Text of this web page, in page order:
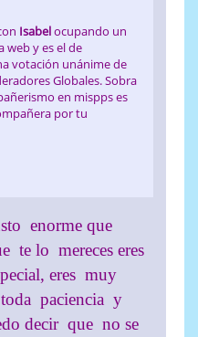
Isabelocupando un
web y es el de
votación unánime de
Globales. Sobra
en mispps es
por tu
enorme que
te lo mereces eres
eres muy
paciencia y
decir que no se